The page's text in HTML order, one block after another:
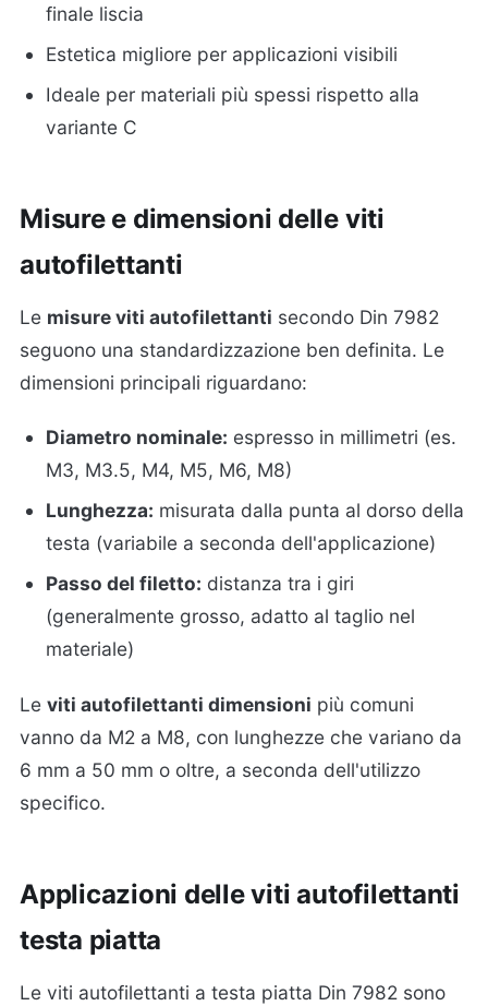
finale liscia
Estetica migliore per applicazioni visibili
Ideale per materiali più spessi rispetto alla
variante C
Misure e dimensioni delle viti
autofilettanti
Le misure viti autofilettanti secondo Din 7982
seguono una standardizzazione ben definita. Le
dimensioni principali riguardano:
Diametro nominale: espresso in millimetri (es.
M3, M3.5, M4, M5, M6, M8)
Lunghezza: misurata dalla punta al dorso della
testa (variabile a seconda dell'applicazione)
Passo del filetto: distanza tra i giri
(generalmente grosso, adatto al taglio nel
materiale)
Le viti autofilettanti dimensioni più comuni
vanno da M2 a M8, con lunghezze che variano da
6 mm a 50 mm o oltre, a seconda dell'utilizzo
specifico.
Applicazioni delle viti autofilettanti
testa piatta
Le viti autofilettanti a testa piatta Din 7982 sono